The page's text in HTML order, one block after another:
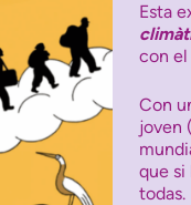
Esta
con el
Con
joven
que si
todas.